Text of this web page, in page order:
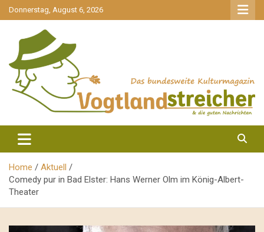
gehe
zum
Donnerstag, August 6, 2026
Vogtlandstreicher
Home
Aktuell
Comedy pur in Bad Elster: Hans Werner Olm im König-Albert-
Theater